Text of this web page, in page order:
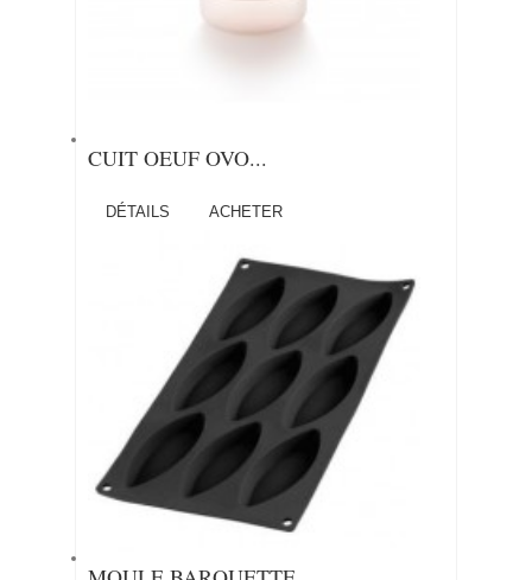
CUIT OEUF OVO...
DÉTAILS ACHETER